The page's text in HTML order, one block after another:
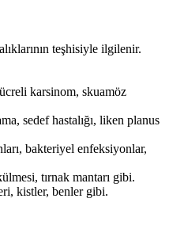
teşhisiyle ilgilenir.
karsinom, skuamöz
sedef hastalığı, liken planus
bakteriyel enfeksiyonlar,
tırnak mantarı gibi.
kistler, benler gibi.